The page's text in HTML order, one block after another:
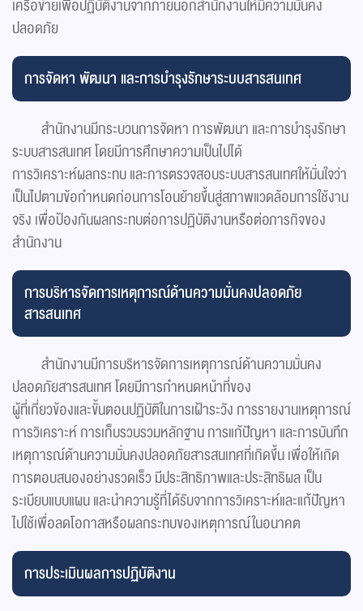
เครือข่ายเพื่อปฏิบัติงานจากภายนอกสำนักงานให้มีความมั่นคง
ปลอดภัย
การจัดหา พัฒนา และการบำรุงรักษาระบบสารสนเทศ
สำนักงานมีกระบวนการจัดหา การพัฒนา และการบำรุงรักษา
ระบบสารสนเทศ โดยมีการศึกษาความเป็นไปได้
การวิเคราะห์ผลกระทบ และการตรวจสอบระบบสารสนเทศให้มั่นใจว่า
เป็นไปตามข้อกำหนดก่อนการโอนย้ายขึ้นสู่สภาพแวดล้อมการใช้งาน
จริง เพื่อป้องกันผลกระทบต่อการปฏิบัติงานหรือต่อภารกิจของ
สำนักงาน
การบริหารจัดการเหตุการณ์ด้านความมั่นคงปลอดภัย
สารสนเทศ
สำนักงานมีการบริหารจัดการเหตุการณ์ด้านความมั่นคง
ปลอดภัยสารสนเทศ โดยมีการกำหนดหน้าที่ของ
ผู้ที่เกี่ยวข้องและขั้นตอนปฏิบัติในการเฝ้าระวัง การรายงานเหตุการณ์
การวิเคราะห์ การเก็บรวบรวมหลักฐาน การแก้ปัญหา และการบันทึก
เหตุการณ์ด้านความมั่นคงปลอดภัยสารสนเทศที่เกิดขึ้น เพื่อให้เกิด
การตอบสนองอย่างรวดเร็ว มีประสิทธิภาพและประสิทธิผล เป็น
ระเบียบแบบแผน และนำความรู้ที่ได้รับจากการวิเคราะห์และแก้ปัญหา
ไปใช้เพื่อลดโอกาสหรือผลกระทบของเหตุการณ์ในอนาคต
การประเมินผลการปฏิบัติงาน